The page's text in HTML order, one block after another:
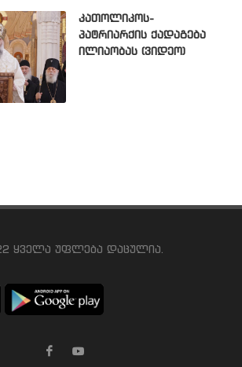
კათოლიკოს-
პატრიარქის ქადაგება
ილიაობას (ვიდეო)
ყველა უფლება დაცულია.